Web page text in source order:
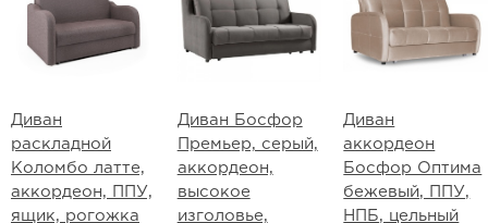
Диван
раскладной
Коломбо латте,
аккордеон, ППУ,
ящик, рогожка
Диван Босфор
Премьер, серый,
аккордеон,
высокое
изголовье,
Диван
аккордеон
Босфор Оптима
бежевый, ППУ,
НПБ, цельный